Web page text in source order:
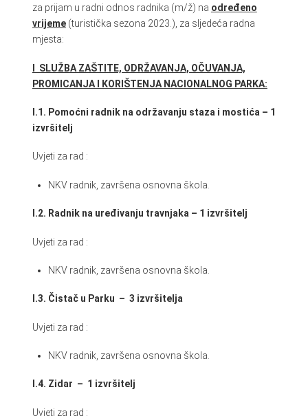
za prijam u radni odnos radnika (m/ž) na određeno
vrijeme(turistička sezona 2023.), za sljedeća radna
mjesta:
I SLUŽBA ZAŠTITE, ODRŽAVANJA, OČUVANJA,
PROMICANJA I KORIŠTENJA NACIONALNOG PARKA:
I.1. Pomoćni radnik na održavanju staza i mostića – 1
izvršitelj
Uvjeti za rad :
NKV radnik, završena osnovna škola.
I.2. Radnik na uređivanju travnjaka – 1 izvršitelj
Uvjeti za rad :
NKV radnik, završena osnovna škola.
I.3. Čistač u Parku – 3 izvršitelja
Uvjeti za rad :
NKV radnik, završena osnovna škola.
I.4. Zidar – 1 izvršitelj
Uvjeti za rad :